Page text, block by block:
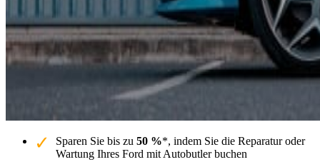
Sparen Sie bis zu 50 %*, indem Sie die Reparatur oder
Wartung Ihres Ford mit Autobutler buchen